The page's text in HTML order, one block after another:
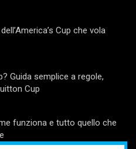
Cup che vola
Guida semplice a regole,
Cup
funziona e tutto quello che